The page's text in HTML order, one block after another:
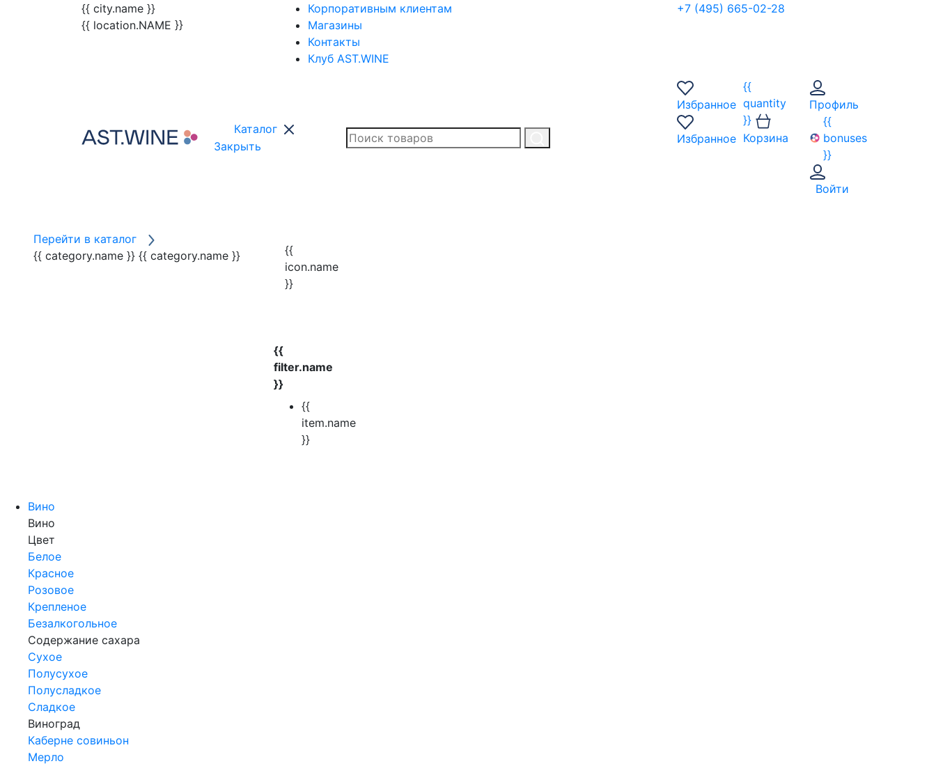
{{ city.name }}
{{ location.NAME }}
Корпоративным клиентам
Магазины
Контакты
Клуб AST.WINE
+7 (495) 665-02-28
Каталог
Закрыть
Избранное
Избранное
{{
quantity
}}
Корзина
Профиль
{{
bonuses
}}
Войти
Перейти в каталог
{{ category.name }} {{ category.name }}
{{
icon.name
}}
{{
filter.name
}}
{{
item.name
}}
Вино
Вино
Цвет
Белое
Красное
Розовое
Крепленое
Безалкогольное
Содержание сахара
Сухое
Полусухое
Полусладкое
Сладкое
Виноград
Каберне совиньон
Мерло